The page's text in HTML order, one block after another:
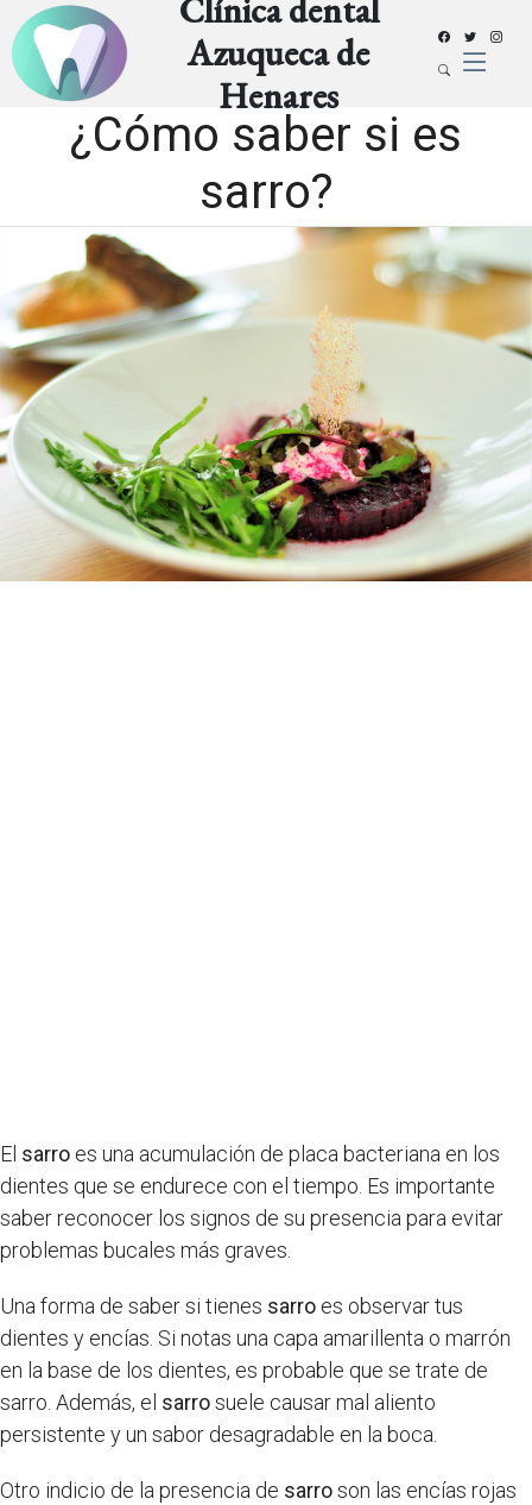
Clínica dental
Azuqueca de
Henares
¿Cómo saber si es
sarro?
El sarro es una acumulación de placa bacteriana en los
dientes que se endurece con el tiempo. Es importante
saber reconocer los signos de su presencia para evitar
problemas bucales más graves.
Una forma de saber si tienes sarro es observar tus
dientes y encías. Si notas una capa amarillenta o marrón
en la base de los dientes, es probable que se trate de
sarro. Además, el sarrosuele causar mal aliento
persistente y un sabor desagradable en la boca.
Otro indicio de la presencia de sarroson las encías rojas